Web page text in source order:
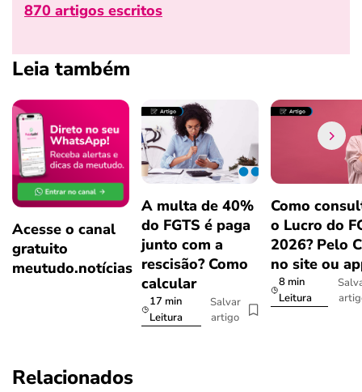
870 artigos escritos
Leia também
Acesse o canal
gratuito
meutudo.notícias
A multa de 40%
do FGTS é paga
junto com a
rescisão? Como
calcular
17 min
Leitura
Salvar
artigo
Como
o Lucro do
2026? Pelo
no site ou
8 min
Leitura
Relacionados